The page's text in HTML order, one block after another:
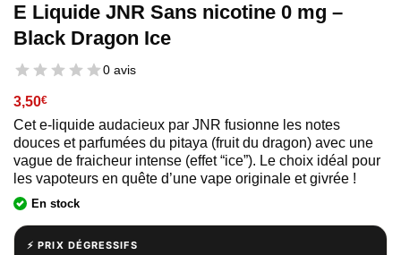
E Liquide JNR Sans nicotine 0 mg –
Black Dragon Ice
0 avis
3,50€
Cet e-liquide audacieux par JNR fusionne les notes
douces et parfumées du pitaya (fruit du dragon) avec une
vague de fraicheur intense (effet “ice”). Le choix idéal pour
les vapoteurs en quête d’une vape originale et givrée !
En stock
⚡ PRIX DÉGRESSIFS